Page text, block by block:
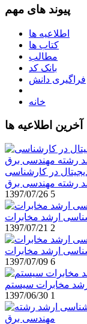
پیوند های مهم
اطلاعیه ها
کتاب ها
مطالب
بانک کد
فراگیری دانش
خانه
آخرین اطلاعیه ها
در کارشناسی
رشته مهندسی برق
1397/07/26 5
ارشد مخابرات
1397/07/21 2
ارشد مخابرات
1397/07/09 6
مخابرات سیستم
1397/06/30 1